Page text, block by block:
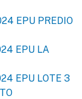
EPU PREDIO
EPU LA
EPU LOTE 3